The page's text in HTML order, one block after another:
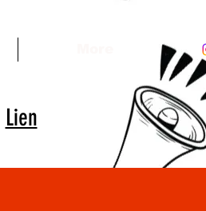
Lien